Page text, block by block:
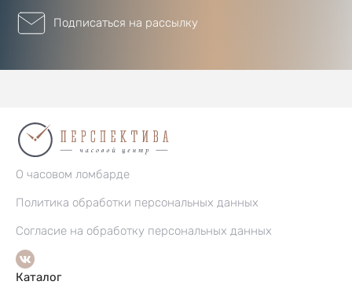
Подписаться на рассылку
О часовом ломбарде
Политика обработки персональных данных
Согласие на обработку персональных данных
Каталог